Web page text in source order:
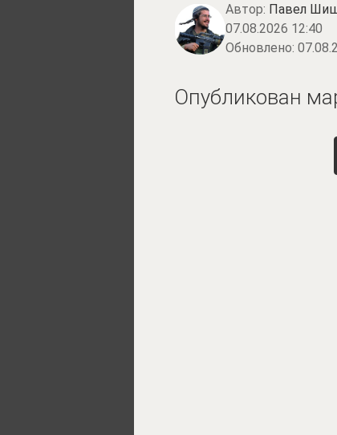
Автор: Павел
07.08.2026 12:40
Обновлено:
Опубликован